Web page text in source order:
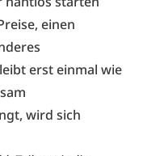
einen
erst einmal wie
wird sich